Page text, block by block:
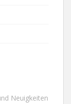
Neuigkeiten